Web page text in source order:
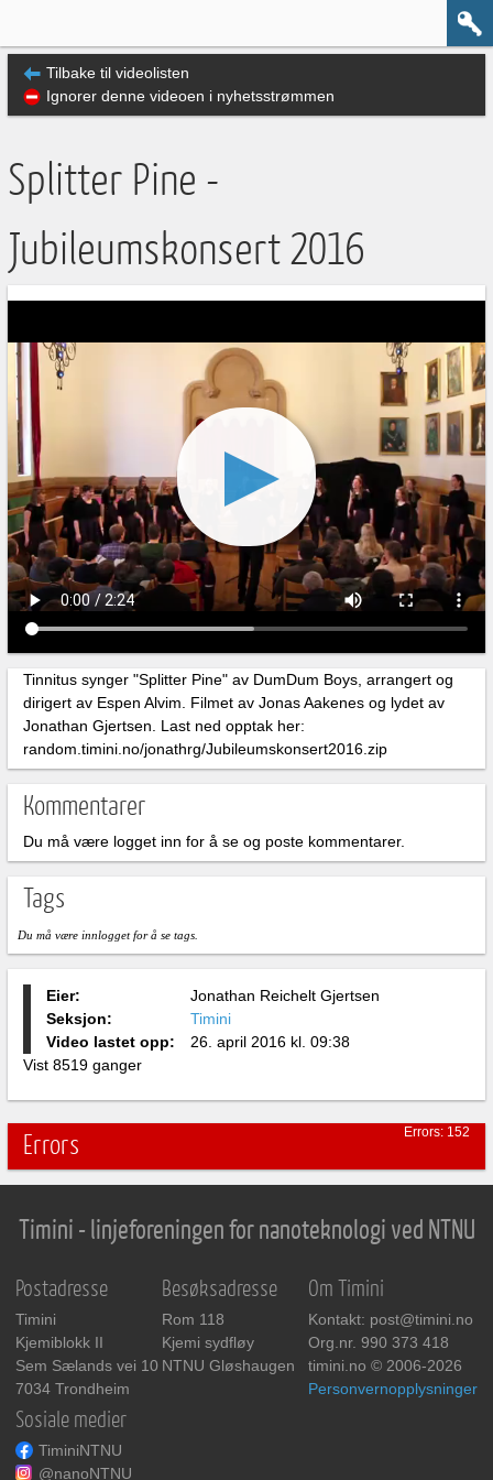
Tilbake til videolisten
Ignorer denne videoen i nyhetsstrømmen
Splitter Pine -
Jubileumskonsert 2016
Tinnitus synger "Splitter Pine" av DumDum Boys, arrangert og
dirigert av Espen Alvim. Filmet av Jonas Aakenes og lydet av
Jonathan Gjertsen. Last ned opptak her:
random.timini.no/jonathrg/Jubileumskonsert2016.zip
Kommentarer
Du må være logget inn for å se og poste kommentarer.
Tags
Du må være innlogget for å se tags.
Eier:
Jonathan Reichelt Gjertsen
Seksjon:
Timini
Video lastet opp:
26. april 2016 kl. 09:38
Vist 8519 ganger
Errors: 152
Errors
Timini - linjeforeningen for nanoteknologi ved NTNU
Postadresse
Timini
Kjemiblokk II
Sem Sælands vei 10
7034 Trondheim
Besøksadresse
Rom 118
Kjemi sydfløy
NTNU Gløshaugen
Om Timini
Kontakt: post@timini.no
Org.nr. 990 373 418
timini.no © 2006-2026
Personvernopplysninger
Sosiale medier
TiminiNTNU
@nanoNTNU